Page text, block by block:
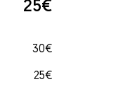
25€
30€
25€